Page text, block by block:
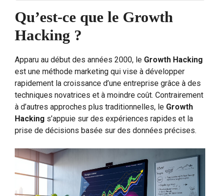
Qu’est-ce que le Growth
Hacking ?
Apparu au début des années 2000, le Growth Hacking
est une méthode marketing qui vise à développer
rapidement la croissance d’une entreprise grâce à des
techniques novatrices et à moindre coût. Contrairement
à d’autres approches plus traditionnelles, le Growth
Hacking s’appuie sur des expériences rapides et la
prise de décisions basée sur des données précises.